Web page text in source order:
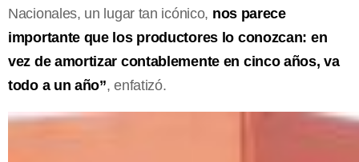
Nacionales, un lugar tan icónico, nos parece
importante que los productores lo conozcan: en
vez de amortizar contablemente en cinco años, va
todo a un año”, enfatizó.